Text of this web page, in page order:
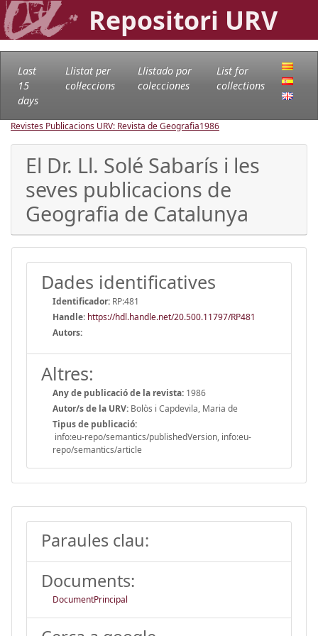
Repositori URV
Last
15
days
Llistat per
col·leccions
Llistado por
colecciones
List for
collections
Revistes Publicacions URV: Revista de Geografia1986
El Dr. Ll. Solé Sabarís i les
seves publicacions de
Geografia de Catalunya
Dades identificatives
Identificador: RP:481
Handle: https://hdl.handle.net/20.500.11797/RP481
Autors:
Altres:
Any de publicació de la revista: 1986
Autor/s de la URV: Bolòs i Capdevila, Maria de
Tipus de publicació:
info:eu-repo/semantics/publishedVersion, info:eu-
repo/semantics/article
Paraules clau:
Documents:
DocumentPrincipal